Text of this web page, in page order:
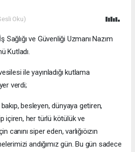
Oku)
Sağlığı ve Güvenliği Uzmanı Nazım
Kutladı.
ile yayınladığı kutlama
verdi;
besleyen, dünyaya getiren,
içiren, her türlü kötülük ve
canını siper eden, varlığıöızın
andığımız gün. Bu gün sadece